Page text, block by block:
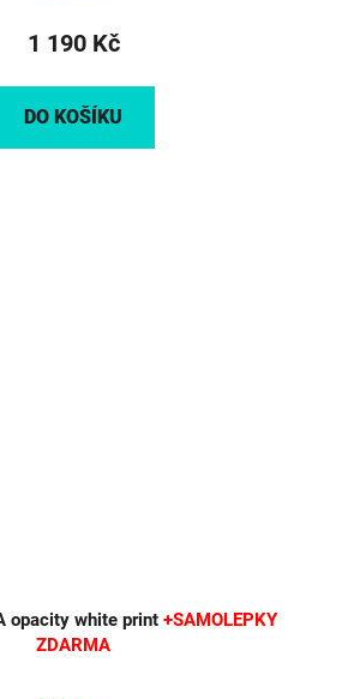
1 190 Kč
DO KOŠÍKU
opacity white print +SAMOLEPKY
ZDARMA